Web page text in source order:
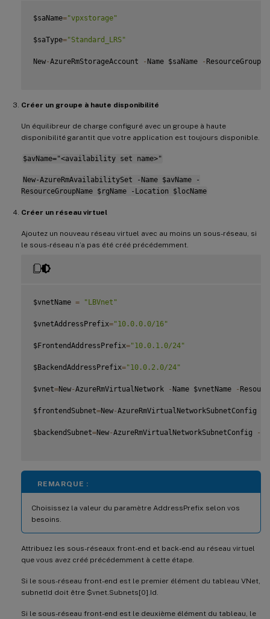
$saName="vpxstorage"
$saType="Standard_LRS"
New-AzureRmStorageAccount - Name $saName -
Créer un groupe à haute disponibilité
Un équilibreur de charge configuré avec un groupe à haute
disponibilité garantit que votre application est toujours disponible.
$avName="<availability set name>"
New-AzureRmAvailabilitySet -Name $avName -
ResourceGroupName $rgName -Location $locName
Créer un réseau virtuel
Ajoutez un nouveau réseau virtuel avec au moins un sous-réseau, si
le sous-réseau n’a pas été créé précédemment.
$vnetName = "LBVnet"
$vnetAddressPrefix="10.0.0.0/16"
$FrontendAddressPrefix="10.0.1.0/24"
$BackendAddressPrefix="10.0.2.0/24"
$vnet=New-AzureRmVirtualNetwork - Name $vnetName -
$frontendSubnet=New-AzureRmVirtualNetworkSubnetConfig
$backendSubnet=New-AzureRmVirtualNetworkSubnetConfig -
REMARQUE :
Choisissez la valeur du paramètre AddressPrefix selon vos
besoins.
Attribuez les sous-réseaux front-end et back-end au réseau virtuel
que vous avez créé précédemment à cette étape.
Si le sous-réseau front-end est le premier élément du tableau VNet,
subnetId doit être $vnet.Subnets[0].Id.
Si le sous-réseau front-end est le deuxième élément du tableau, le